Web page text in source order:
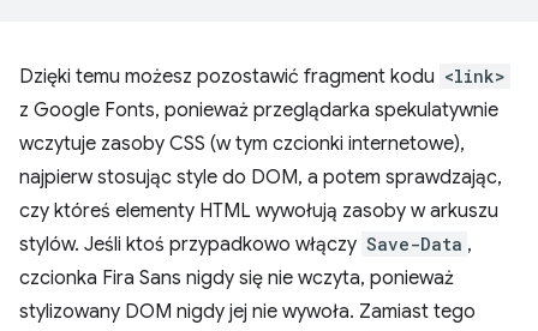
Dzięki temu możesz pozostawić fragment kodu <link>
z Google Fonts, ponieważ przeglądarka spekulatywnie
wczytuje zasoby CSS (w tym czcionki internetowe),
najpierw stosując style do DOM, a potem sprawdzając,
czy któreś elementy HTML wywołują zasoby w arkuszu
stylów. Jeśli ktoś przypadkowo włączy Save-Data ,
czcionka Fira Sans nigdy się nie wczyta, ponieważ
stylizowany DOM nigdy jej nie wywoła. Zamiast tego